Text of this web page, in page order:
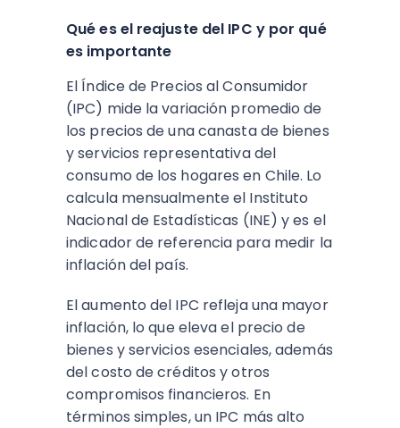
Qué es el reajuste del IPC y por qué
es importante
El Índice de Precios al Consumidor
(IPC) mide la variación promedio de
los precios de una canasta de bienes
y servicios representativa del
consumo de los hogares en Chile. Lo
calcula mensualmente el Instituto
Nacional de Estadísticas (INE) y es el
indicador de referencia para medir la
inflación del país.​
El aumento del IPC refleja una mayor
inflación, lo que eleva el precio de
bienes y servicios esenciales, además
del costo de créditos y otros
compromisos financieros. En
términos simples, un IPC más alto